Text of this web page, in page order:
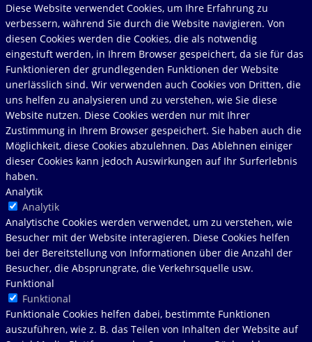
Diese Website verwendet Cookies, um Ihre Erfahrung zu
verbessern, während Sie durch die Website navigieren. Von
diesen Cookies werden die Cookies, die als notwendig
eingestuft werden, in Ihrem Browser gespeichert, da sie für das
Funktionieren der grundlegenden Funktionen der Website
unerlässlich sind. Wir verwenden auch Cookies von Dritten, die
uns helfen zu analysieren und zu verstehen, wie Sie diese
Website nutzen. Diese Cookies werden nur mit Ihrer
Zustimmung in Ihrem Browser gespeichert. Sie haben auch die
Möglichkeit, diese Cookies abzulehnen. Das Ablehnen einiger
dieser Cookies kann jedoch Auswirkungen auf Ihr Surferlebnis
haben.
Analytik
Analytik
Analytische Cookies werden verwendet, um zu verstehen, wie
Besucher mit der Website interagieren. Diese Cookies helfen
bei der Bereitstellung von Informationen über die Anzahl der
Besucher, die Absprungrate, die Verkehrsquelle usw.
Funktional
Funktional
Funktionale Cookies helfen dabei, bestimmte Funktionen
auszuführen, wie z. B. das Teilen von Inhalten der Website auf